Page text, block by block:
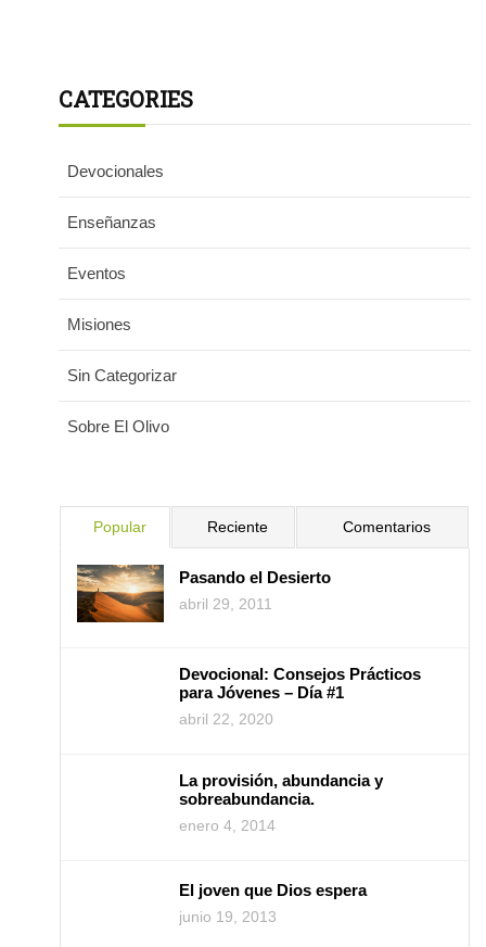
CATEGORIES
Devocionales
Enseñanzas
Eventos
Misiones
Sin Categorizar
Sobre El Olivo
Popular Reciente Comentarios
Pasando el Desierto
abril 29, 2011
Devocional: Consejos Prácticos
para Jóvenes – Día #1
abril 22, 2020
La provisión, abundancia y
sobreabundancia.
enero 4, 2014
El joven que Dios espera
junio 19, 2013